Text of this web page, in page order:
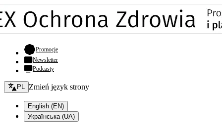
Promocje- otwiera się w nowej karcie
Newsletter
Podcasty
Zmień język - bieżący:
PL Zmień język strony
English (EN)
Українська (UA)